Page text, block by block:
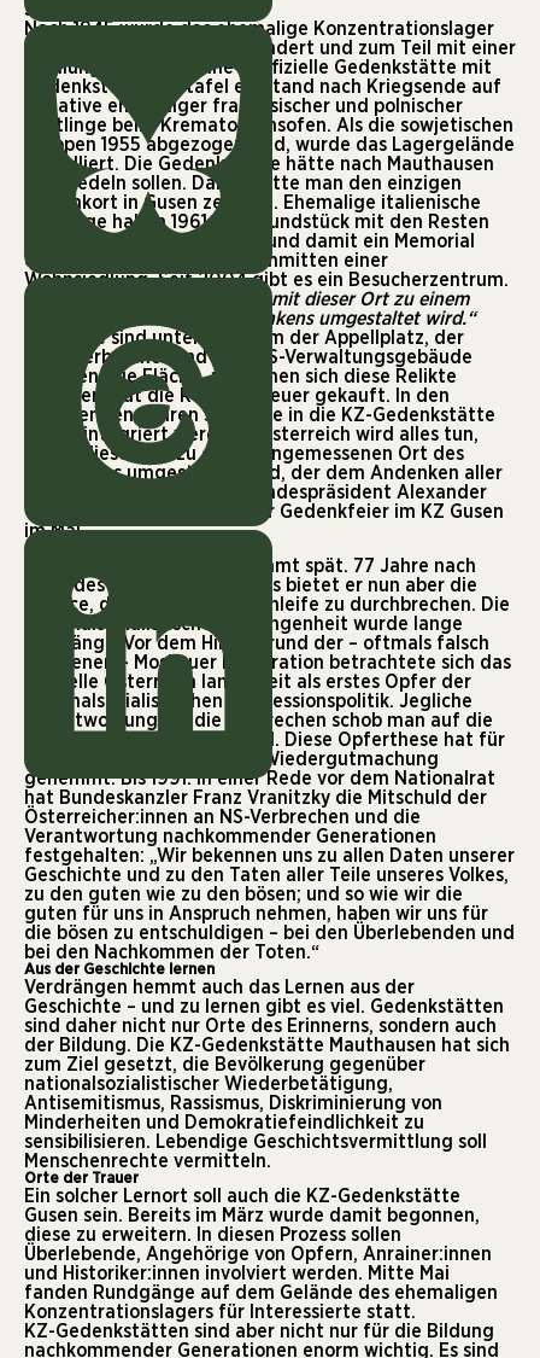
Siedlung statt Gedenkort
Nach 1945 wurde das ehemalige Konzentrationslager
weitgehend zerstört, geplündert und zum Teil mit einer
Siedlung überbaut. Eine inoffizielle Gedenkstätte mit
Gedenkstein und -tafel entstand nach Kriegsende auf
Initiative ehemaliger französischer und polnischer
Häftlinge beim Krematoriumsofen. Als die sowjetischen
Truppen 1955 abgezogen sind, wurde das Lagergelände
parzelliert. Die Gedenkstätte hätte nach Mauthausen
übersiedeln sollen. Damit hätte man den einzigen
Gedenkort in Gusen zerstört. Ehemalige italienische
Häftlinge haben 1961 das Grundstück mit den Resten
des Krematoriums gekauft und damit ein Memorial
ermöglicht. Es steht heute inmitten einer
Wohnsiedlung. Seit 2004 gibt es ein Besucherzentrum.
„Österreich wird alles tun, damit dieser Ort zu einem
angemessenen Ort des Gedenkens umgestaltet wird.“
Bis heute sind unter anderem der Appellplatz, der
Schotterbrecher und zwei SS-Verwaltungsgebäude
erhalten. Die Fläche, auf denen sich diese Relikte
befinden, hat die Republik heuer gekauft. In den
kommenden Jahren sollen sie in die KZ-Gedenkstätte
Gusen integriert werden. „Österreich wird alles tun,
damit dieser Ort zu einem angemessenen Ort des
Gedenkens umgestaltet wird, der dem Andenken aller
Opfer würdig ist“, sagte Bundespräsident Alexander
Van der Bellen anlässlich der Gedenkfeier im KZ Gusen
im Mai.
Opferthese hemmte Gedenken
Der Ankauf der Flächen kommt spät. 77 Jahre nach
Ende des Zweiten Weltkriegs bietet er nun aber die
Chance, die Gedenkwarteschleife zu durchbrechen. Die
nationalsozialistische Vergangenheit wurde lange
verdrängt. Vor dem Hintergrund der – oftmals falsch
gelesenen – Moskauer Deklaration betrachtete sich das
offizielle Österreich lange Zeit als erstes Opfer der
nationalsozialistischen Aggressionspolitik. Jegliche
Verantwortung für die Verbrechen schob man auf die
Bundesrepublik Deutschland. Diese Opferthese hat für
Jahrzehnte Gedenken und Wiedergutmachung
gehemmt. Bis 1991. In einer Rede vor dem Nationalrat
hat Bundeskanzler Franz Vranitzky die Mitschuld der
Österreicher:innen an NS-Verbrechen und die
Verantwortung nachkommender Generationen
festgehalten: „Wir bekennen uns zu allen Daten unserer
Geschichte und zu den Taten aller Teile unseres Volkes,
zu den guten wie zu den bösen; und so wie wir die
guten für uns in Anspruch nehmen, haben wir uns für
die bösen zu entschuldigen – bei den Überlebenden und
bei den Nachkommen der Toten.“
Aus der Geschichte lernen
Verdrängen hemmt auch das Lernen aus der
Geschichte – und zu lernen gibt es viel. Gedenkstätten
sind daher nicht nur Orte des Erinnerns, sondern auch
der Bildung. Die KZ-Gedenkstätte Mauthausen hat sich
zum Ziel gesetzt, die Bevölkerung gegenüber
nationalsozialistischer Wiederbetätigung,
Antisemitismus, Rassismus, Diskriminierung von
Minderheiten und Demokratiefeindlichkeit zu
sensibilisieren. Lebendige Geschichtsvermittlung soll
Menschenrechte vermitteln.
Orte der Trauer
Ein solcher Lernort soll auch die KZ-Gedenkstätte
Gusen sein. Bereits im März wurde damit begonnen,
diese zu erweitern. In diesen Prozess sollen
Überlebende, Angehörige von Opfern, Anrainer:innen
und Historiker:innen involviert werden. Mitte Mai
fanden Rundgänge auf dem Gelände des ehemaligen
Konzentrationslagers für Interessierte statt.
KZ-Gedenkstätten sind aber nicht nur für die Bildung
nachkommender Generationen enorm wichtig. Es sind